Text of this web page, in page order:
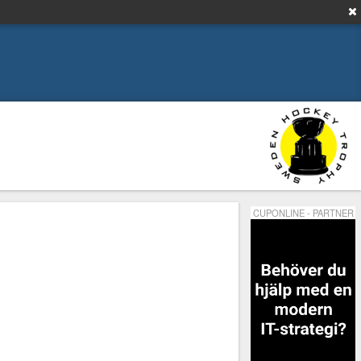
CUPONLINE - PARTNER